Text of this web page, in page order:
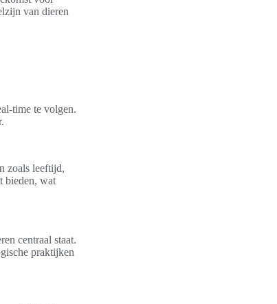
van dieren
time te volgen.
zoals leeftijd,
bieden, wat
centraal staat.
praktijken